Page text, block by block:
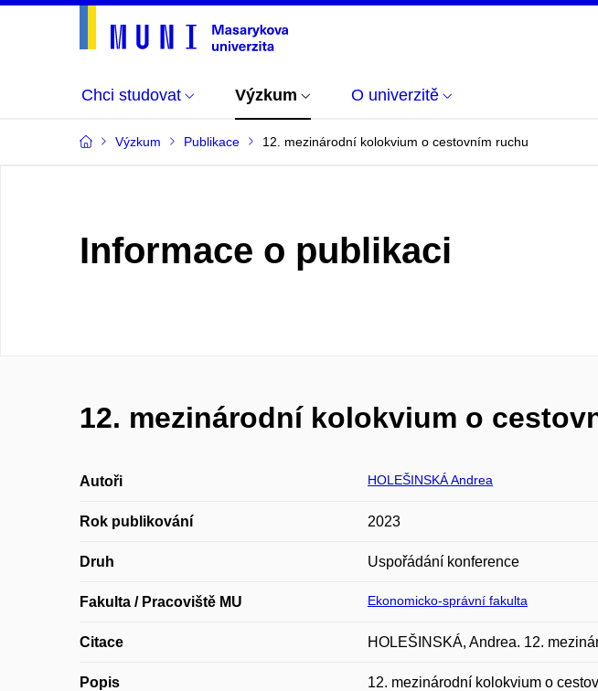
Chci studovat Výzkum O univerzitě
Výzkum Publikace 12. mezinárodní kolokvium o cestovním ruchu
Informace o publikaci
12. mezinárodní kolokvium o
Autoři HOLEŠINSKÁ Andrea
Rok publikování 2023
Druh Uspořádání konference
Fakulta / Pracoviště MU Ekonomicko-správní fakulta
Citace HOLEŠINSKÁ, Andrea. 12.
Popis
12. mezinárodní kolokvium o